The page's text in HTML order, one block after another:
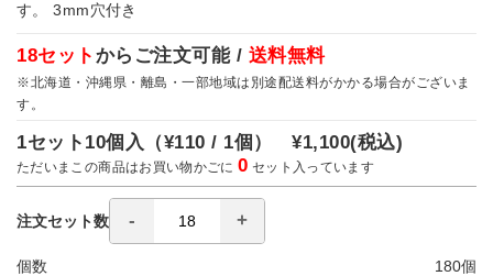
す。 3mm穴付き
18セット からご注文可能 / 送料無料
※北海道・沖縄県・離島・一部地域は別途配送料がかかる場合がございま
す。
1セット10個入（¥110 / 1個）¥1,100(税込)
ただいまこの商品はお買い物かごに0 セット入っています
注文セット数
個数 180個